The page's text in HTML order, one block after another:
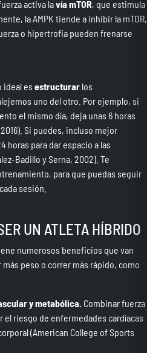
activa lavía mTOR, que estimula
la AMPK tiende a inhibir la mTOR,
o hipertrofia pueden frenarse
ideal esestructurar los
uno del otro. Por ejemplo, si
el mismo día, deja unas 6 horas
Si puedes, incluso mejor
horas para dar espacio a las
Badillo y Serna, 2002). Te
, para que puedas seguir
sesión.
UN ATLETA HÍBRIDO
numerosos beneficios que van
peso o correr más rápido, como
y metabólica. Combinar fuerza
el riesgo de enfermedades cardíacas
(American College of Sports